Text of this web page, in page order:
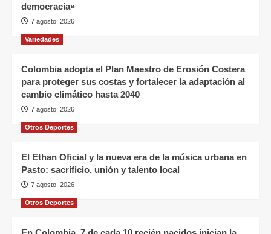
democracia»
7 agosto, 2026
Variedades
Colombia adopta el Plan Maestro de Erosión Costera
para proteger sus costas y fortalecer la adaptación al
cambio climático hasta 2040
7 agosto, 2026
Otros Deportes
El Ethan Oficial y la nueva era de la música urbana en
Pasto: sacrificio, unión y talento local
7 agosto, 2026
Otros Deportes